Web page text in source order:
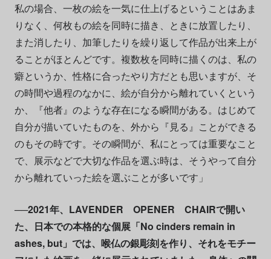
私の場合、一枚の絵を一気に仕上げるということはあま
りなく、何枚もの絵を同時に描き、ときに放置したり、
また消したり、加筆したりを繰り返して作品が出来上が
ることがほとんどです。複数枚を同時に描くのは、私の
癖というか、性格に合ったやり方だとも思いますが、そ
の時間や過程のなかに、絵が自分から離れていくという
か、『他者』のような存在になる瞬間がある。はじめて
自分が描いていたものを、外から『見る』ことができる
のもその時です。その瞬間が、私にとっては重要なこと
で、展示などで大切な作品を選ぶ時は、そうやって自分
から離れていった絵を選ぶことが多いです」
──2021年、LAVENDER OPENER CHAIRで開い
た、日本での本格的な個展「No cinders remain in
ashes, but」では、喉仏の銀彫刻を作り、それをモチー